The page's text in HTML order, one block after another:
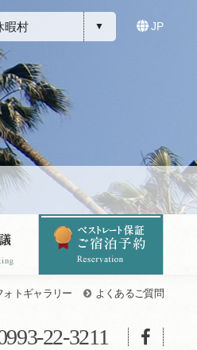
暇村 JP
ォトギャラリー よくあるご質問
22-3211